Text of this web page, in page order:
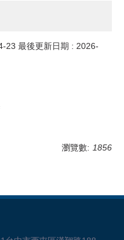
23 最後更新日期 : 2026-
瀏覽數: 1856